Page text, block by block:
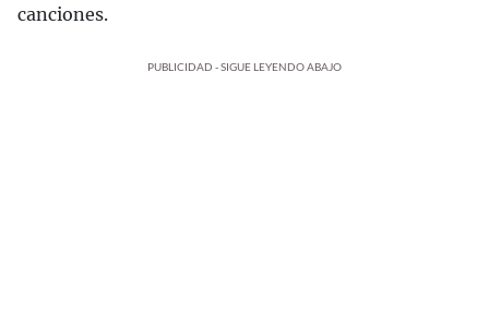
canciones.
PUBLICIDAD - SIGUE LEYENDO ABAJO